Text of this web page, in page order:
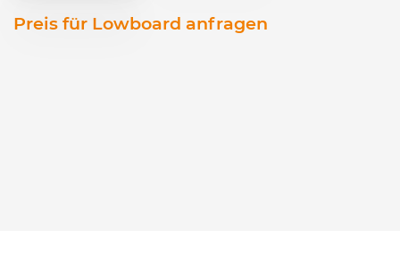
Preis für Lowboard anfragen